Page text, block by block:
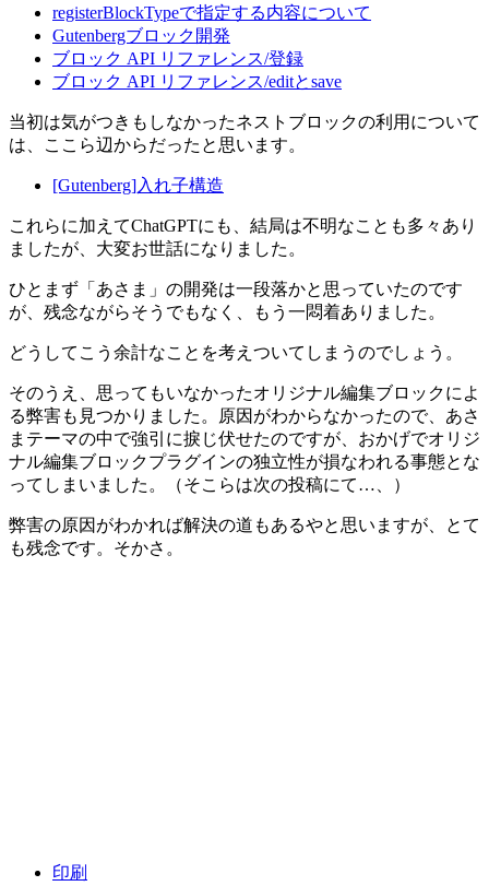
registerBlockTypeで指定する内容について
Gutenbergブロック開発
ブロック API リファレンス/登録
ブロック API リファレンス/editとsave
当初は気がつきもしなかったネストブロックの利用について
は、ここら辺からだったと思います。
[Gutenberg]入れ子構造
これらに加えてChatGPTにも、結局は不明なことも多々あり
ましたが、大変お世話になりました。
ひとまず「あさま」の開発は一段落かと思っていたのです
が、残念ながらそうでもなく、もう一悶着ありました。
どうしてこう余計なことを考えついてしまうのでしょう。
そのうえ、思ってもいなかったオリジナル編集ブロックによ
る弊害も見つかりました。原因がわからなかったので、あさ
まテーマの中で強引に捩じ伏せたのですが、おかげでオリジ
ナル編集ブロックプラグインの独立性が損なわれる事態とな
ってしまいました。（そこらは次の投稿にて…、）
弊害の原因がわかれば解決の道もあるやと思いますが、とて
も残念です。そかさ。
印刷